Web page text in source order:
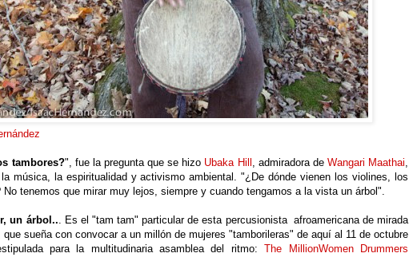
tambores?", fue la pregunta que se hizo Ubaka Hill , admiradora de Wangari Maathai
música, la espiritualidad y activismo ambiental. "¿De dónde vienen los violines, los
tenemos que mirar muy lejos, siempre y cuando tengamos a la vista un árbol".
un árbol.. . Es el "tam tam" particular de esta percusionista afroamericana de mirada
sueña con convocar a un millón de mujeres "tamborileras" de aquí al 11 de octubre
para la multitudinaria asamblea del ritmo:The MillionWomen Drummers